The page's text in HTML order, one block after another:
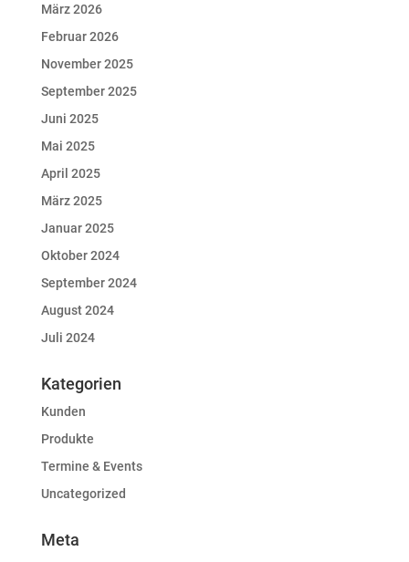
März 2026
Februar 2026
November 2025
September 2025
Juni 2025
Mai 2025
April 2025
März 2025
Januar 2025
Oktober 2024
September 2024
August 2024
Juli 2024
Kategorien
Kunden
Produkte
Termine & Events
Uncategorized
Meta